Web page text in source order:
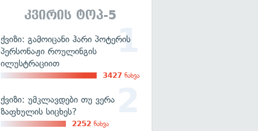
კვირის ტოპ-5
ქვიზი: გამოიცანი ჰარი პოტერის
პერსონაჟი როულინგის
ილუსტრაციით
3427 ნახვა
ქვიზი: უმკლავდები თუ ვერა
ზაფხულის სიცხეს?
2252 ნახვა